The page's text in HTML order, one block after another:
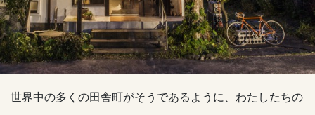
世界中の多くの田舎町がそうであるように、わたしたちの